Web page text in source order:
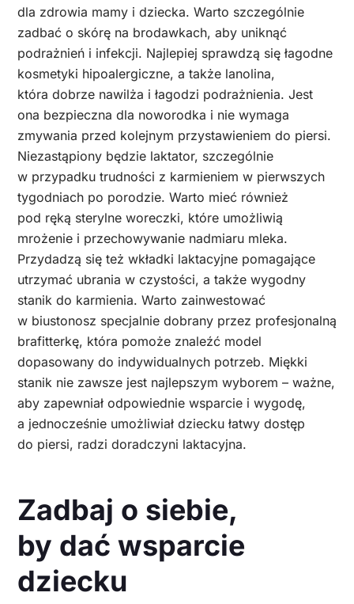
dla zdrowia mamy i dziecka. Warto szczególnie
zadbać o skórę na brodawkach, aby uniknąć
podrażnień i infekcji. Najlepiej sprawdzą się łagodne
kosmetyki hipoalergiczne, a także lanolina,
która dobrze nawilża i łagodzi podrażnienia. Jest
ona bezpieczna dla noworodka i nie wymaga
zmywania przed kolejnym przystawieniem do piersi.
Niezastąpiony będzie laktator, szczególnie
w przypadku trudności z karmieniem w pierwszych
tygodniach po porodzie. Warto mieć również
pod ręką sterylne woreczki, które umożliwią
mrożenie i przechowywanie nadmiaru mleka.
Przydadzą się też wkładki laktacyjne pomagające
utrzymać ubrania w czystości, a także wygodny
stanik do karmienia. Warto zainwestować
w biustonosz specjalnie dobrany przez profesjonalną
brafitterkę, która pomoże znaleźć model
dopasowany do indywidualnych potrzeb. Miękki
stanik nie zawsze jest najlepszym wyborem – ważne,
aby zapewniał odpowiednie wsparcie i wygodę,
a jednocześnie umożliwiał dziecku łatwy dostęp
do piersi, radzi doradczyni laktacyjna.
Zadbaj o siebie,
by dać wsparcie
dziecku